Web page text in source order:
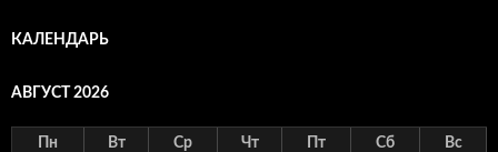
КАЛЕНДАРЬ
АВГУСТ 2026
Пн Вт Ср Чт Пт Сб Вс